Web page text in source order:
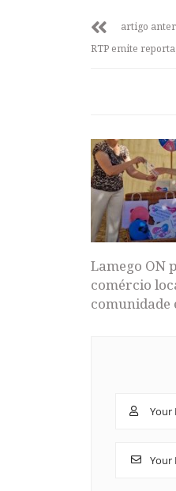
artigo
RTP emite
Lamego ON
comércio
comunidade